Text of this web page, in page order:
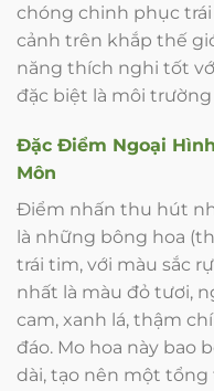
chóng chinh phục
cảnh trên khắp thế
năng thích nghi tốt
đặc biệt là môi
Đặc Điểm Ngoại
Môn
Điểm nhấn thu hút
là những bông hoa
trái tim, với màu sắc
nhất là màu đỏ tươi,
cam, xanh lá, thậm
đáo. Mo hoa này bao
dài, tạo nên một tổng